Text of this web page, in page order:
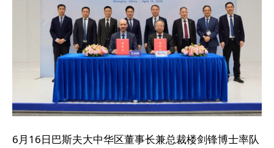
6月16日巴斯夫大中华区董事长兼总裁楼剑锋博士率队